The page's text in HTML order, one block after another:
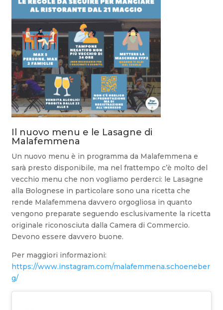
Il nuovo menu e le Lasagne di
Malafemmena
Un nuovo menu è in programma da Malafemmena e
sarà presto disponibile, ma nel frattempo c’è molto del
vecchio menu che non vogliamo perderci: le Lasagne
alla Bolognese in particolare sono una ricetta che
rende Malafemmena davvero orgogliosa in quanto
vengono preparate seguendo esclusivamente la ricetta
originale riconosciuta dalla Camera di Commercio.
Devono essere davvero buone.
Per maggiori informazioni:
https://www.instagram.com/malafemmena.schoeneber
g/